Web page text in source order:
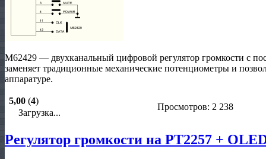
M62429 — двухканальный цифровой регулятор громкости с
заменяет традиционные механические потенциометры и
аппаратуре.
5,00 (4)
Загрузка...
Просмотров: 2 238
Регулятор громкости на PT2257 +